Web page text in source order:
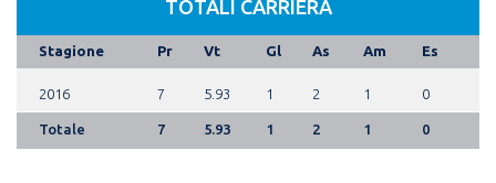
TOTALI CARRIERA
Stagione Pr Vt Gl As Am Es
2016 7 5.93 1 2 1 0
Totale 7 5.93 1 2 1 0